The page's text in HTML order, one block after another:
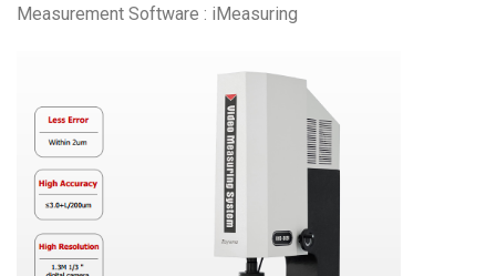
Measurement Software : iMeasuring